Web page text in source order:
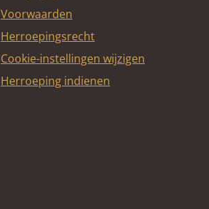
Voorwaarden
Herroepingsrecht
Cookie-instellingen wijzigen
Herroeping indienen